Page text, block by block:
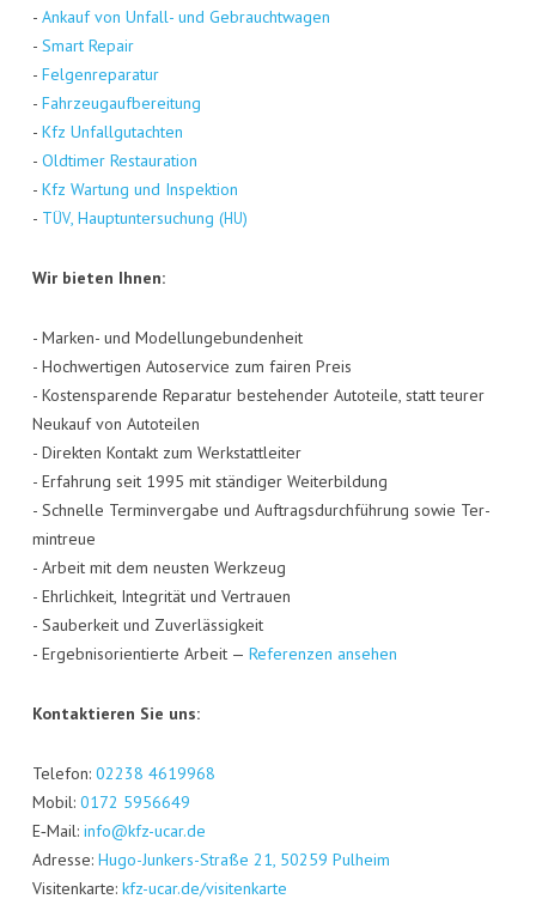
- Ankauf von Unfall- und Gebraucht­wa­gen
- Smart Repair
- Fel­gen­re­pa­ra­tur
- Fahr­zeug­auf­be­rei­tung
- Kfz Unfall­gut­ach­ten
- Old­ti­mer Restau­ra­ti­on
- Kfz War­tung und Inspek­ti­on
- TÜV, Haupt­un­ter­su­chung (HU)
Wir bie­ten Ihnen:
- Mar­ken- und Model­lun­ge­bun­den­heit
- Hoch­wer­ti­gen Auto­ser­vice zum fai­ren Preis
- Kos­ten­spa­ren­de Repa­ra­tur bestehen­der Auto­tei­le, statt teu­rer
Neu­kauf von Auto­tei­len
- Direk­ten Kon­takt zum Werk­statt­lei­ter
- Erfah­rung seit 1995 mit stän­di­ger Wei­ter­bil­dung
- Schnel­le Ter­min­ver­ga­be und Auf­trags­durch­füh­rung sowie Ter­
min­treue
- Arbeit mit dem neus­ten Werk­zeug
- Ehr­lich­keit, Inte­gri­tät und Ver­trau­en
- Sau­ber­keit und Zuver­läs­sig­keit
- Ergeb­nis­ori­en­tier­te Arbeit — Refe­ren­zen ansehen
Kon­tak­tie­ren Sie uns:
Tele­fon: 02238 4619968
Mobil: 0172 5956649
E‑Mail: info@kfz-ucar.de
Adres­se: Hugo-Jun­kers-Stra­ße 21, 50259 Pul­heim
Visi­ten­kar­te: kfz-ucar.de/visitenkarte